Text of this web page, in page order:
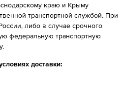
краю и Крыму
транспортной службой. При
либо в случае срочного
федеральную транспортную
доставки: